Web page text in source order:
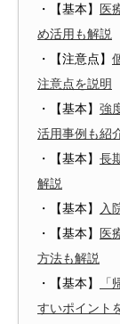
・【基本】
医
め活用も解説
・【注意点】
注意点を説明
・【基本】 強
活用事例も紹
・【基本】 長
解説
・【基本】
入
・【基本】
医
方法も解説
・【基本】
すいポイント